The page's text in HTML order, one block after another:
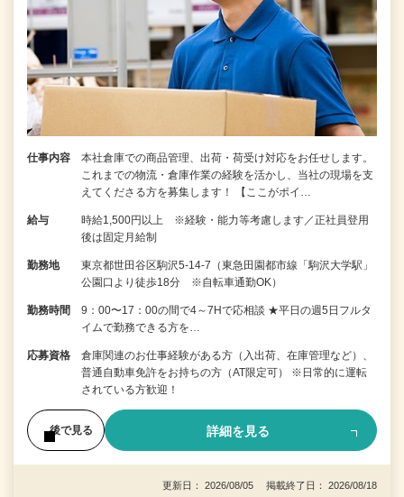
仕事内容
本社倉庫での商品管理、出荷・荷受け対応をお任せします。
これまでの物流・倉庫作業の経験を活かし、当社の現場を支
えてくださる方を募集します！ 【ここがポイ…
給与
時給1,500円以上 ※経験・能力等考慮します／正社員登用
後は固定月給制
勤務地
東京都世田谷区駒沢5-14-7（東急田園都市線「駒沢大学駅」
公園口より徒歩18分 ※自転車通勤OK）
勤務時間
9：00〜17：00の間で4～7Hで応相談 ★平日の週5日フルタ
イムで勤務できる方を…
応募資格
倉庫関連のお仕事経験がある方（入出荷、在庫管理など）、
普通自動車免許をお持ちの方（AT限定可） ※日常的に運転
されている方歓迎！
後で見る 詳細を見る
更新日： 2026/08/05 掲載終了日： 2026/08/18